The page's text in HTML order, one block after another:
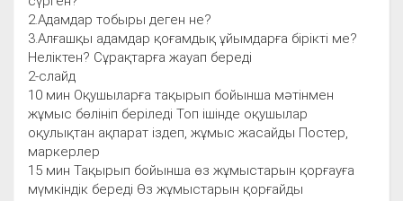
2.Адамдар тобыры деген не?
3.Алғашқы адамдар қоғамдық ұйымдарға бірікті ме?
Неліктен? Сұрақтарға жауап береді
2-слайд
10 мин Оқушыларға тақырып бойынша мәтінмен
жұмыс бөлініп беріледі Топ ішінде оқушылар
оқулықтан ақпарат іздеп, жұмыс жасайды Постер,
маркерлер
15 мин Тақырып бойынша өз жұмыстарын қорғауға
мүмкіндік береді Өз жұмыстарын қорғайды